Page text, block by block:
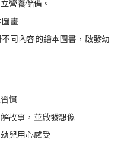
營養儲備。
畫
同內容的繪本圖書，啟發幼
慣
故事，並啟發想像
兒用心感受